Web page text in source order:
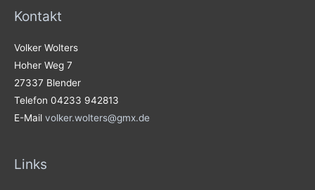
Kontakt
Volker Wolters
Hoher Weg 7
27337 Blender
Telefon 04233 942813
E-Mail volker.wolters@gmx.de
Links